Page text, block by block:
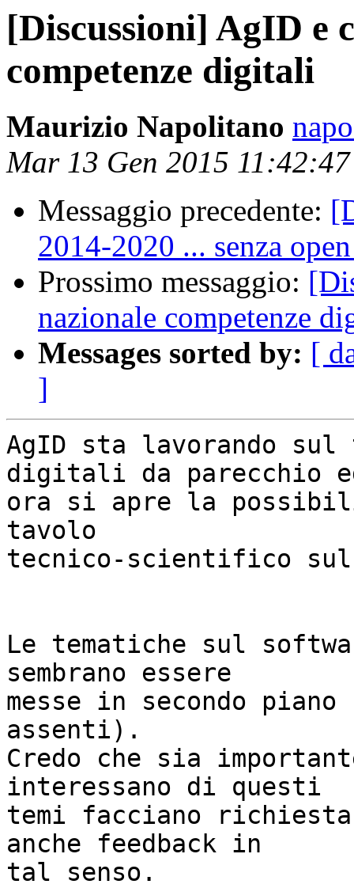
[Discussioni] AgID e
competenze digitali
Maurizio Napolitano
Mar 13 Gen 2015
Messaggio precedente:
2014-2020 ... senza
Prossimo messaggio:
nazionale competenze
Messages sorted by: [
]
AgID sta lavorando sul
digitali da parecchio
ora si apre la
tavolo
tecnico-scientifico sul
Le tematiche sul
sembrano essere
messe in secondo
assenti).
Credo che sia
interessano di questi
temi facciano
anche feedback in
tal senso.